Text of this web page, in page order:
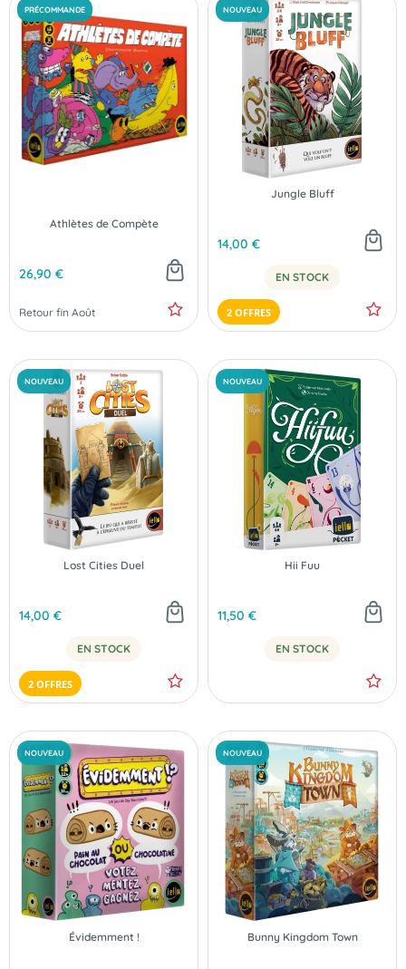
PRÉCOMMANDE
Athlètes de Compète
26,90 €
Retour fin Août
NOUVEAU
Jungle Bluff
14,00 €
EN STOCK
2 OFFRES
NOUVEAU
Lost Cities Duel
14,00 €
EN STOCK
2 OFFRES
NOUVEAU
Hii Fuu
11,50 €
EN STOCK
Évidemment ! Bunny Kingdom Town